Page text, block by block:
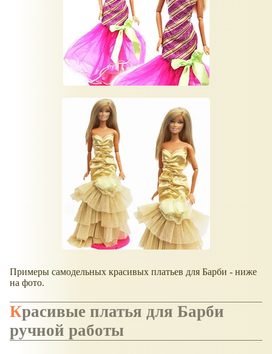
Примеры самодельных красивых платьев для Барби - ниже
на фото.
Красивые платья для Барби
ручной работы